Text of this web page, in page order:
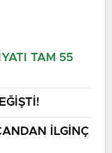
TAM 55
İLGİNÇ